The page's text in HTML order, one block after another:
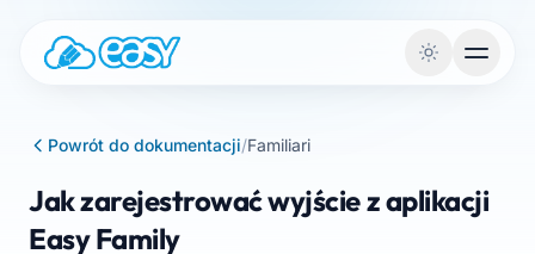
Powrót do dokumentacji/Familiari
Jak zarejestrować wyjście z aplikacji
Easy Family